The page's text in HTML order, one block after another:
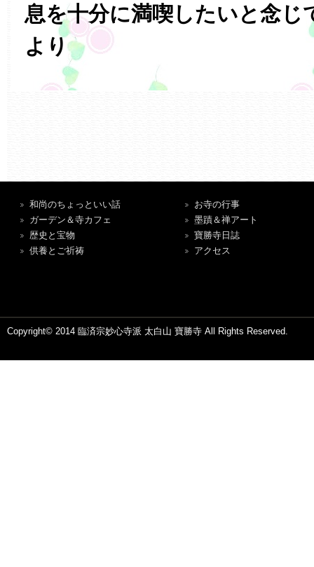
息を十分に満喫したいと念じ
より
和尚のちょっといい話
ガーデン＆寺カフェ
歴史と宝物
供養とご祈祷
お寺の行事
墨蹟＆禅アート
寶勝寺日誌
アクセス
Copyright© 2014 臨済宗妙心寺派 太白山 寶勝寺 All Rights Reserved.